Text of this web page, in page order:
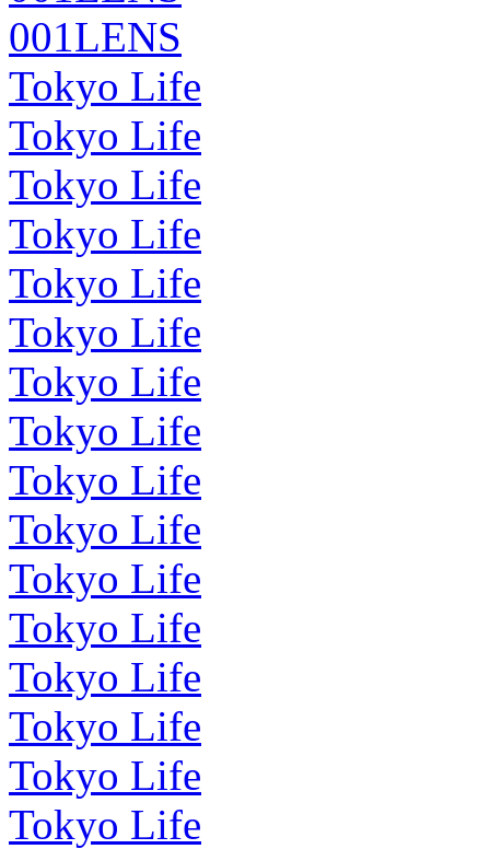
001LENS
Tokyo Life
Tokyo Life
Tokyo Life
Tokyo Life
Tokyo Life
Tokyo Life
Tokyo Life
Tokyo Life
Tokyo Life
Tokyo Life
Tokyo Life
Tokyo Life
Tokyo Life
Tokyo Life
Tokyo Life
Tokyo Life